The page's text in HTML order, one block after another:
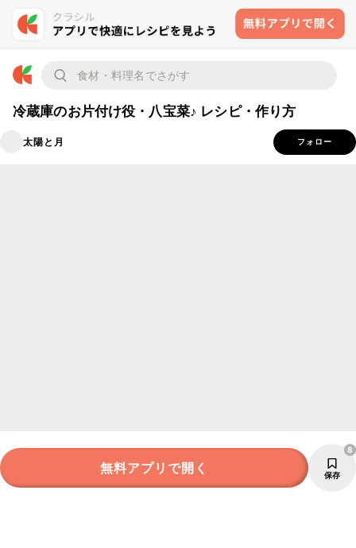
冷蔵庫のお片付け役・八宝菜♪ レシピ・作り方
太陽と月 フォロー
無料アプリで開く 保存
8